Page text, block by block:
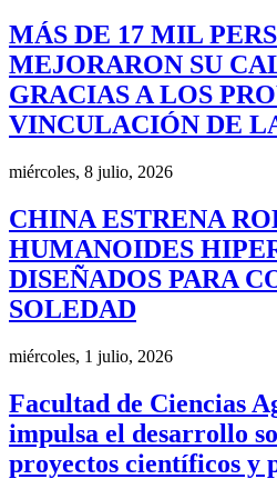
MÁS DE 17 MIL
MEJORARON SU
GRACIAS A LOS
VINCULACIÓN DE
miércoles, 8 julio, 2026
CHINA ESTRENA
HUMANOIDES
DISEÑADOS PARA
SOLEDAD
miércoles, 1 julio, 2026
Facultad de Ciencias
impulsa el desarrollo
proyectos científicos y